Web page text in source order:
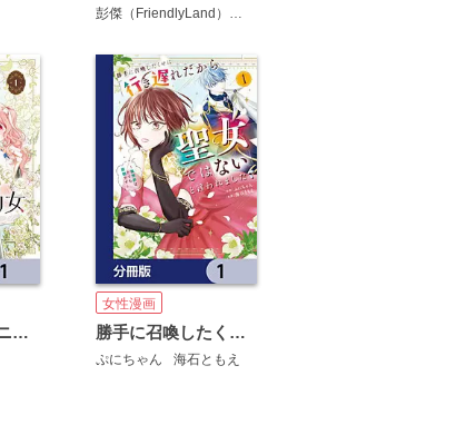
彭傑（FriendlyLand）少年FLY
公爵家の愛されニセ幼女【分冊版】
女性漫画
勝手に召喚したくせに「行き遅れだから聖女ではない」と言われました ～異世界はとても面倒です～【分冊版】
ぷにちゃん 海石ともえ